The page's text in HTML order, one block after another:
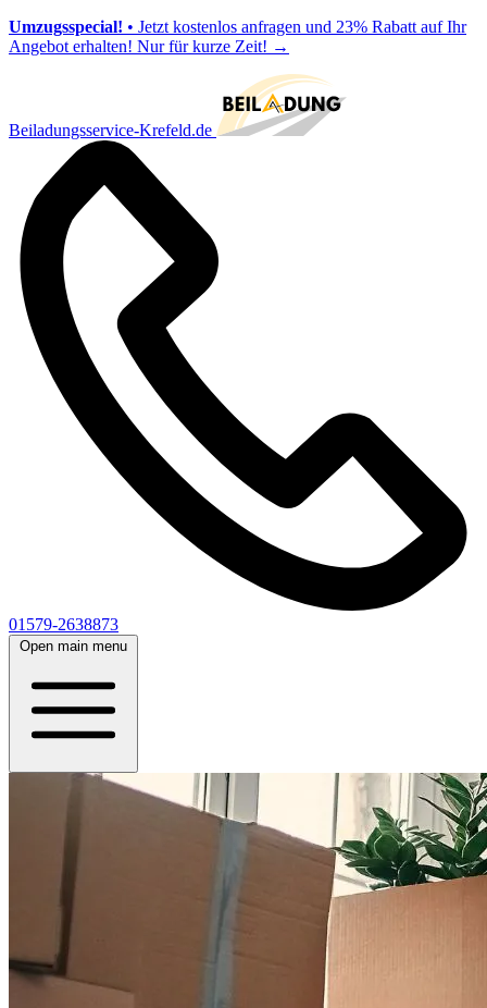
Umzugsspecial! • Jetzt kostenlos anfragen und 23% Rabatt auf Ihr
Angebot erhalten! Nur für kurze Zeit! →
Beiladungsservice-Krefeld.de
01579-2638873
Open main menu